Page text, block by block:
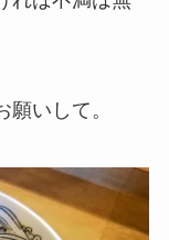
いして。